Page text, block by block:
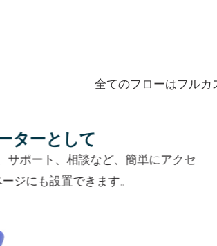
全てのフローはフルカ
スト構築
プの動機付けとリストの事前セグメ
行います。